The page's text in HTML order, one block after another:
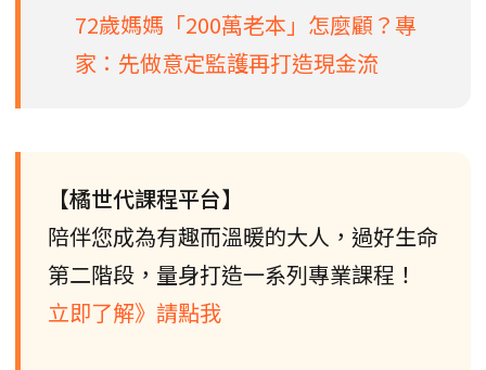
72歲媽媽「200萬老本」怎麼顧？專
家：先做意定監護再打造現金流
【橘世代課程平台】
陪伴您成為有趣而溫暖的大人，過好生命
第二階段，量身打造一系列專業課程！
立即了解》請點我